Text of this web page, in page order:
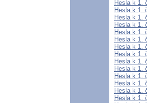
Hesla k 1.
Hesla k 1.
Hesla k 1.
Hesla k 1.
Hesla k 1.
Hesla k 1.
Hesla k 1.
Hesla k 1.
Hesla k 1.
Hesla k 1.
Hesla k 1.
Hesla k 1.
Hesla k 1.
Hesla k 1.